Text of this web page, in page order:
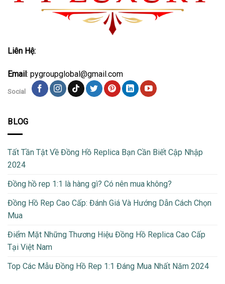
Liên Hệ:
Email: pygroupglobal@gmail.com
Social
BLOG
Tất Tần Tật Về Đồng Hồ Replica Bạn Cần Biết Cập Nhập
2024
Đồng hồ rep 1:1 là hàng gì? Có nên mua không?
Đồng Hồ Rep Cao Cấp: Đánh Giá Và Hướng Dẫn Cách Chọn
Mua
Điểm Mặt Những Thương Hiệu Đồng Hồ Replica Cao Cấp
Tại Việt Nam
Top Các Mẫu Đồng Hồ Rep 1:1 Đáng Mua Nhất Năm 2024